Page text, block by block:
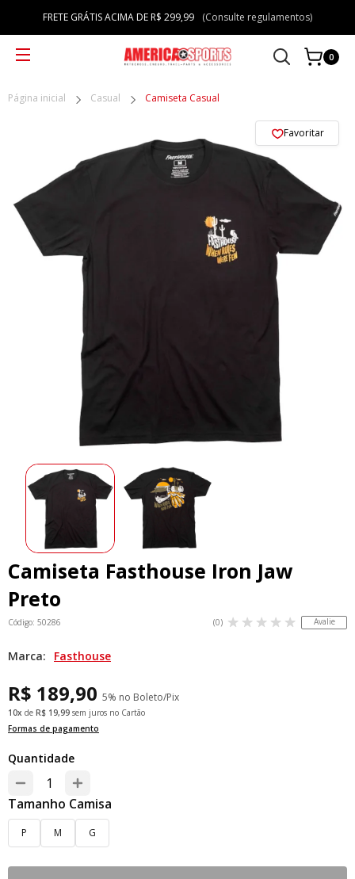
FRETE GRÁTIS ACIMA DE R$ 299,99 (Consulte regulamentos)
0
Página inicial Casual Camiseta Casual
Favoritar
Camiseta Fasthouse Iron Jaw
Preto
Código: 50286 (0) Avalie
Marca: Fasthouse
R$ 189,90 5% no Boleto/Pix
10x de R$ 19,99 sem juros no Cartão
Formas de pagamento
Quantidade
Tamanho Camisa
P M G